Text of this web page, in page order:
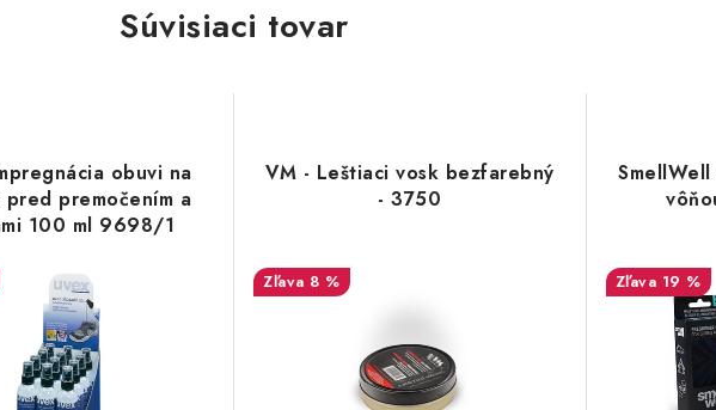
Súvisiaci tovar
obuvi na
pred premočením a
100 ml 9698/1
VM - Leštiaci vosk bezfarebný
- 3750
8 % 19 %